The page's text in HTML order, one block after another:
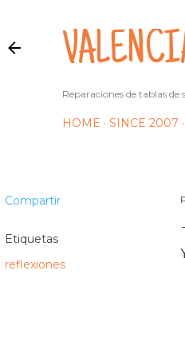
Reparaciones de tablas
HOME SINCE 2007
Compartir
Etiquetas
reflexiones